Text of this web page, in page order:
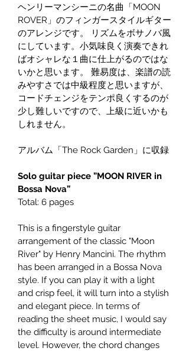
ヘンリーマンシーニの名曲「MOON
ROVER」のフィンガースタイルギター
のアレンジです。 リズムをボサノバ風
にしています。小気味良く演奏できれ
ばオシャレな１曲に仕上がるのではな
いかと思います。 難易度は、楽譜の読
みやすさでは中級程度と思いますが、
コードチェンジをテンポ良くするのが
少し難しいですので、上級に近いかも
しれません。
アルバム「The Rock Garden」に収録
Solo guitar piece ”MOON RIVER in
Bossa Nova”
Total: 6 pages
This is a fingerstyle guitar
arrangement of the classic "Moon
River" by Henry Mancini. The rhythm
has been arranged in a Bossa Nova
style. If you can play it with a light
and crisp feel, it will turn into a stylish
and elegant piece. In terms of
reading the sheet music, I would say
the difficulty is around intermediate
level. However, the chord changes